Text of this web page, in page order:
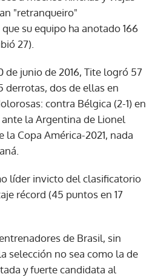
"retranqueiro"
su equipo ha anotado 166
27).
de junio de 2016, Tite logró 57
derrotas, dos de ellas en
contra Bélgica (2-1) en
ante la Argentina de Lionel
la Copa América-2021, nada
líder invicto del clasificatorio
récord (45 puntos en 17
de Brasil, sin
selección no sea como la de
y fuerte candidata al